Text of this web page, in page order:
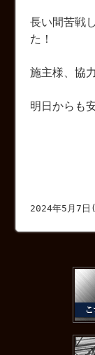
長い間苦戦
た！
施主様、協
明日からも
2024年5月7